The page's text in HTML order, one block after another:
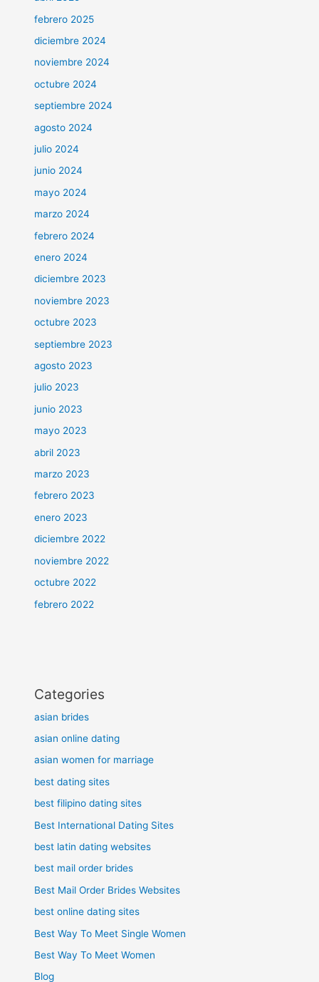
febrero 2025
diciembre 2024
noviembre 2024
octubre 2024
septiembre 2024
agosto 2024
julio 2024
junio 2024
mayo 2024
marzo 2024
febrero 2024
enero 2024
diciembre 2023
noviembre 2023
octubre 2023
septiembre 2023
agosto 2023
julio 2023
junio 2023
mayo 2023
abril 2023
marzo 2023
febrero 2023
enero 2023
diciembre 2022
noviembre 2022
octubre 2022
febrero 2022
Categories
asian brides
asian online dating
asian women for marriage
best dating sites
best filipino dating sites
Best International Dating Sites
best latin dating websites
best mail order brides
Best Mail Order Brides Websites
best online dating sites
Best Way To Meet Single Women
Best Way To Meet Women
Blog